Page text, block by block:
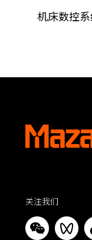
机床数控
关注我们